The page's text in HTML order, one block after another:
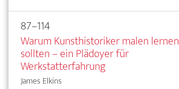
87–114
Warum Kunsthistoriker malen lernen
sollten – ein Plädoyer für
Werkstatterfahrung
James Elkins